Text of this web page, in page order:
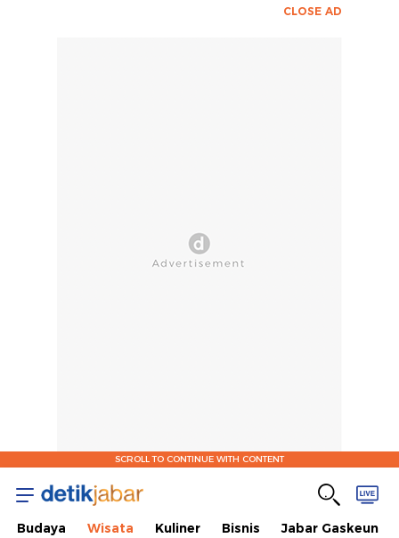
CLOSE AD
SCROLL TO CONTINUE WITH CONTENT
Budaya Wisata Kuliner Bisnis Jabar Gaskeun